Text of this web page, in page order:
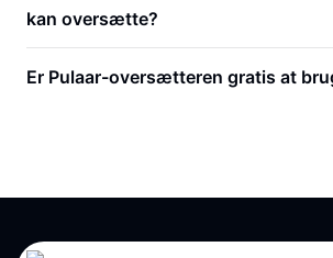
kan oversætte?
Er Pulaar-oversætteren gratis at